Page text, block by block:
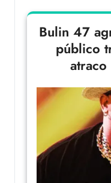
Bulin 47
público